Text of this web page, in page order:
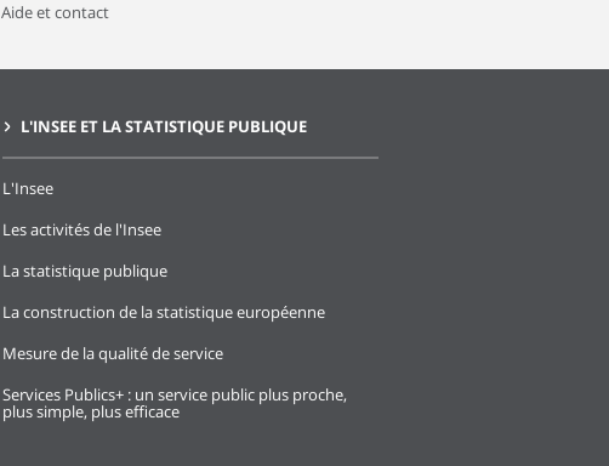
Aide et contact
L'INSEE ET LA STATISTIQUE PUBLIQUE
L'Insee
Les activités de l'Insee
La statistique publique
La construction de la statistique européenne
Mesure de la qualité de service
Services Publics+ : un service public plus proche,
plus simple, plus efficace